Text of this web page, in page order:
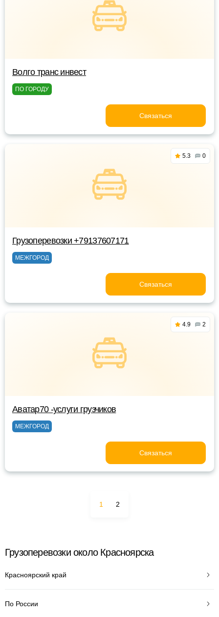
Волго транс инвест
ПО ГОРОДУ
Связаться
5.3 0
Грузоперевозки +79137607171
МЕЖГОРОД
Связаться
4.9 2
Аватар70 -услуги грузчиков
МЕЖГОРОД
Связаться
1 2
Грузоперевозки около Красноярска
Красноярский край
По России